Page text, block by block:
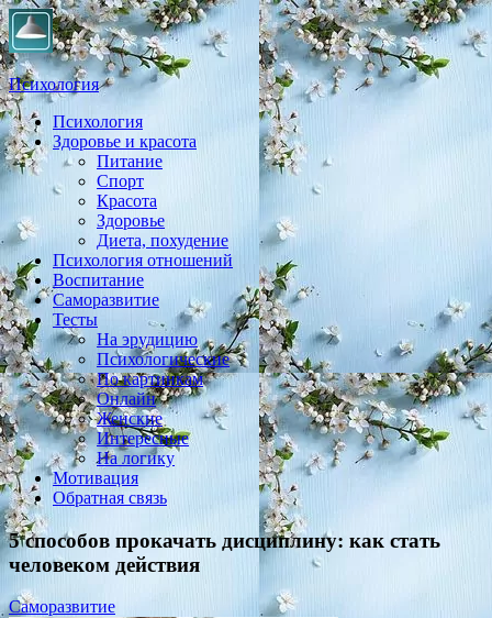
Психология
Практическая психология, личностный рост, экология,
здоровье, воспитание,
Психология
Здоровье и красота
Питание
Спорт
Красота
Здоровье
Диета, похудение
Психология отношений
Воспитание
Саморазвитие
Тесты
На эрудицию
Психологические
По картинкам
Онлайн
Женские
Интересные
На логику
Мотивация
Обратная связь
5 способов прокачать дисциплину: как стать
человеком действия
Саморазвитие